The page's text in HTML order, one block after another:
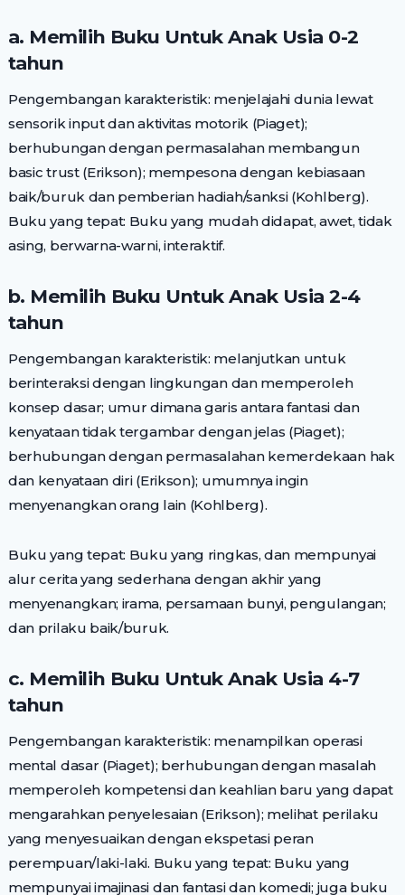
a. Memilih Buku Untuk Anak Usia 0-2
tahun
Pengembangan karakteristik: menjelajahi dunia lewat
sensorik input dan aktivitas motorik (Piaget);
berhubungan dengan permasalahan membangun
basic trust (Erikson); mempesona dengan kebiasaan
baik/buruk dan pemberian hadiah/sanksi (Kohlberg).
Buku yang tepat: Buku yang mudah didapat, awet, tidak
asing, berwarna-warni, interaktif.
b. Memilih Buku Untuk Anak Usia 2-4
tahun
Pengembangan karakteristik: melanjutkan untuk
berinteraksi dengan lingkungan dan memperoleh
konsep dasar; umur dimana garis antara fantasi dan
kenyataan tidak tergambar dengan jelas (Piaget);
berhubungan dengan permasalahan kemerdekaan hak
dan kenyataan diri (Erikson); umumnya ingin
menyenangkan orang lain (Kohlberg).
Buku yang tepat: Buku yang ringkas, dan mempunyai
alur cerita yang sederhana dengan akhir yang
menyenangkan; irama, persamaan bunyi, pengulangan;
dan prilaku baik/buruk.
c. Memilih Buku Untuk Anak Usia 4-7
tahun
Pengembangan karakteristik: menampilkan operasi
mental dasar (Piaget); berhubungan dengan masalah
memperoleh kompetensi dan keahlian baru yang dapat
mengarahkan penyelesaian (Erikson); melihat perilaku
yang menyesuaikan dengan ekspetasi peran
perempuan/laki-laki. Buku yang tepat: Buku yang
mempunyai imajinasi dan fantasi dan komedi; juga buku